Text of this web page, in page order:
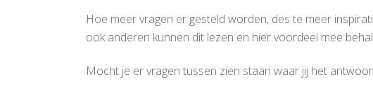
Hoe meer vragen er gesteld worden, des te meer
ook anderen kunnen dit lezen en hier voordeel mee
Mocht je er vragen tussen zien staan waar jij het